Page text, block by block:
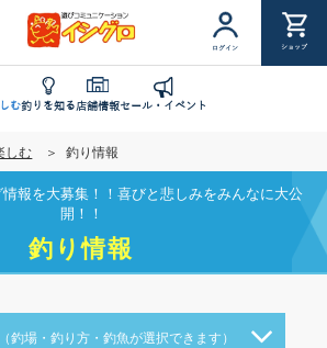
ログイン ショップ
む釣りを知る店舗情報セール・イベント
しむ 釣り情報
報を大募集！！喜びと悲しみをみんなに大公
開！！
釣り情報
（釣場・釣り方・釣魚が選択できます）